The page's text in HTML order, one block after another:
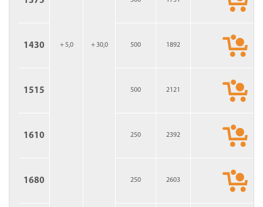
+ 5,0 + 30,0
1430 500 1892
1515 500 2121
1610 250 2392
1680 250 2603